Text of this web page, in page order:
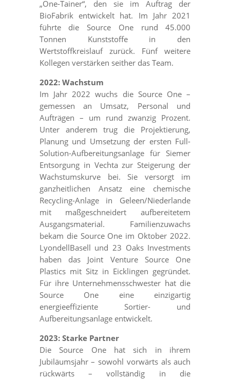
„One-Tainer“, den sie im Auftrag der
BioFabrik entwickelt hat. Im Jahr 2021
führte die Source One rund 45.000
Tonnen Kunststoffe in den
Wertstoffkreislauf zurück. Fünf weitere
Kollegen verstärken seither das Team.
2022: Wachstum
Im Jahr 2022 wuchs die Source One –
gemessen an Umsatz, Personal und
Aufträgen – um rund zwanzig Prozent.
Unter anderem trug die Projektierung,
Planung und Umsetzung der ersten Full-
Solution-Aufbereitungsanlage für Siemer
Entsorgung in Vechta zur Steigerung der
Wachstumskurve bei. Sie versorgt im
ganzheitlichen Ansatz eine chemische
Recycling-Anlage in Geleen/Niederlande
mit maßgeschneidert aufbereitetem
Ausgangsmaterial. Familienzuwachs
bekam die Source One im Oktober 2022.
LyondellBasell und 23 Oaks Investments
haben das Joint Venture Source One
Plastics mit Sitz in Eicklingen gegründet.
Für ihre Unternehmensschwester hat die
Source One eine einzigartig
energieeffiziente Sortier- und
Aufbereitungsanlage entwickelt.
2023: Starke Partner
Die Source One hat sich in ihrem
Jubiläumsjahr – sowohl vorwärts als auch
rückwärts – vollständig in die